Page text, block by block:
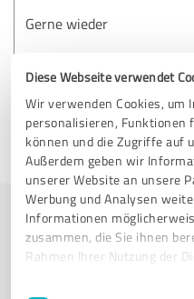
Diese Webseite verwendet
Wir verwenden Cookies, um
personalisieren, Funktionen
können und die Zugriffe auf
Außerdem geben wir
unserer Website an unsere
Werbung und Analysen
Informationen
zusammen, die Sie ihnen
Rahmen Ihrer Nutzung der
Impressum
Einwilligungsauswahl
Gerne wieder
Erfahrungsbericht &
Ralf Dahler
15.08.2024 Anonym
Jetzt